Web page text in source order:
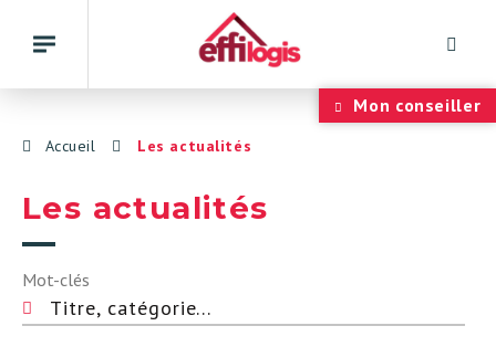
Basculer
navigation
Mon conseiller
Accueil Les actualités
Les actualités
Mot-clés